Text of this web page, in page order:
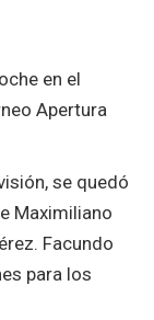
en el
Apertura
se quedó
Maximiliano
Facundo
para los